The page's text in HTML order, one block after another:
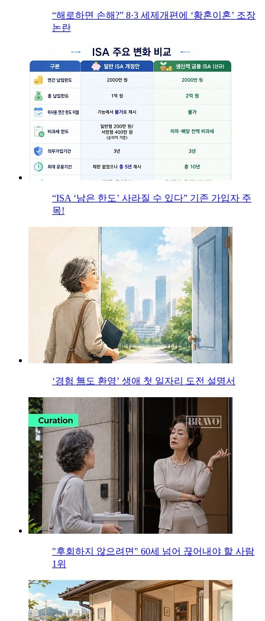
“해로하면 손해?” 8·3 세제개편에 ‘황혼이혼’ 조장
논란
“ISA ‘남은 한도’ 사라질 수 있다” 기존 가입자 주
목!
‘경험 無도 환영’ 생애 첫 일자리 도전 설명서
"후회하지 않으려면" 60세 넘어 끊어내야 할 사람
1위